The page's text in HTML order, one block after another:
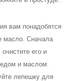
вам понадобятся
масло. Сначала
его и
и маслом.
лепешку для